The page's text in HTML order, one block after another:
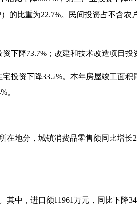
的比重为22.7%。民间投资占不含农
资下降73.7% ；改建和技术改造项目投
宅投资下降33.2%。本年房屋竣工面积
。
在地分，城镇消费品零售额同比增长
。其中，进口额11961万元，同比下降